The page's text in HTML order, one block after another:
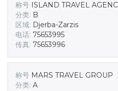
称号 ISLAND TRAVEL
分类: B
区域: Djerba-Zarzis
电话: 75653995
传真: 75653996
称号 MARS TRAVEL GROUP
分类: A